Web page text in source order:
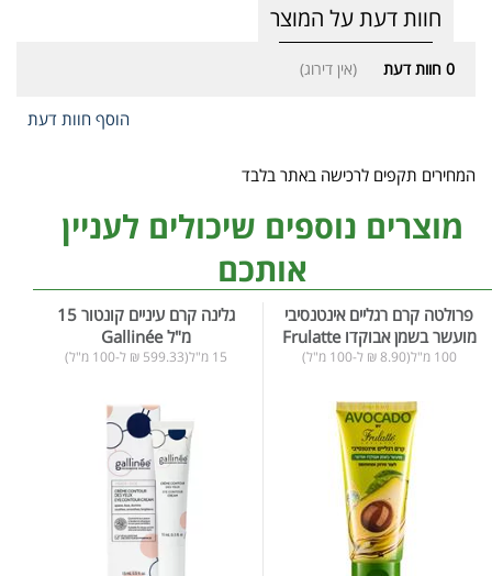
חוות דעת על המוצר
0 חוות דעת (אין דירוג)
הוסף חוות דעת
המחירים תקפים לרכישה באתר בלבד
מוצרים נוספים שיכולים לעניין
אותכם
פרולטה קרם רגליים אינטנסיבי
מועשר בשמן אבוקדו Frulatte
100 מ"ל(8.90 ₪ ל-100 מ"ל)
גלינה קרם עיניים קונטור 15
מ"ל Gallinée
15 מ"ל(599.33 ₪ ל-100 מ"ל)